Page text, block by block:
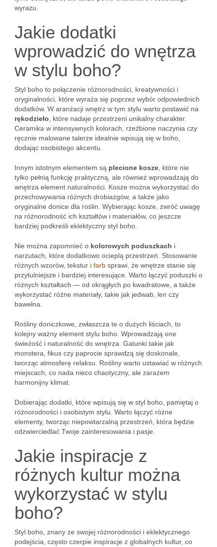
wyrazu.
Jakie dodatki
wprowadzić do wnętrza
w stylu boho?
Styl boho to połączenie różnorodności, kreatywności i
oryginalności, które wyraża się poprzez wybór odpowiednich
dodatków. W aranżacji wnętrz w tym stylu warto postawić na
rękodzieło , które nadaje przestrzeni unikalny charakter.
Ceramika w intensywnych kolorach, rzeźbione naczynia czy
ręcznie malowane talerze idealnie wpisują się w boho,
dodając osobistego akcentu.
Innym istotnym elementem są plecione kosze , które nie
tylko pełnią funkcję praktyczną, ale również wprowadzają do
wnętrza element naturalności. Kosze można wykorzystać do
przechowywania różnych drobiazgów, a także jako
oryginalne donice dla roślin. Wybierając kosze, zwróć uwagę
na różnorodność ich kształtów i materiałów, co jeszcze
bardziej podkreśli eklektyczny styl boho.
Nie można zapomnieć o kolorowych poduszkach i
narzutach, które dodatkowo ocieplą przestrzeń. Stosowanie
różnych wzorów, tekstur i farb sprawi, że wnętrze stanie się
przytulniejsze i bardziej interesujące. Warto łączyć poduszki o
różnych kształtach — od okrągłych po kwadratowe, a także
wykorzystać różne materiały, takie jak jedwab, len czy
bawełna.
Rośliny doniczkowe, zwłaszcza te o dużych liściach, to
kolejny ważny element stylu boho. Wprowadzają one
świeżość i naturalność do wnętrza. Gatunki takie jak
monstera, fikus czy paprocie sprawdzą się doskonale,
tworząc atmosferę relaksu. Rośliny warto ustawiać w różnych
miejscach, co nada nieco chaotyczny, ale zarazem
harmonijny klimat.
Dobierając dodatki, które wpisują się w styl boho, pamiętaj o
różnorodności i osobistym stylu. Warto łączyć różne
elementy, tworząc niepowtarzalną przestrzeń, która będzie
odzwierciedlać Twoje zainteresowania i pasje.
Jakie inspiracje z
różnych kultur można
wykorzystać w stylu
boho?
Styl boho, znany ze swojej różnorodności i eklektycznego
podejścia, często czerpie inspiracje z globalnych kultur, co